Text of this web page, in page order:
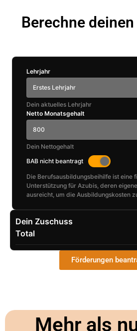
Berechne
Lehrjahr
Erstes Lehrjahr
Dein aktuelles Lehrjahr
Netto Monatsgehalt
Dein Nettogehalt
BAB nicht beantragt
Die Berufsausbildungsbeihilfe ist eine
Unterstützung für Azubis, deren
ausreicht, um die Ausbildungskosten
Dein Zuschuss
Total
Förderungen
Mehr als